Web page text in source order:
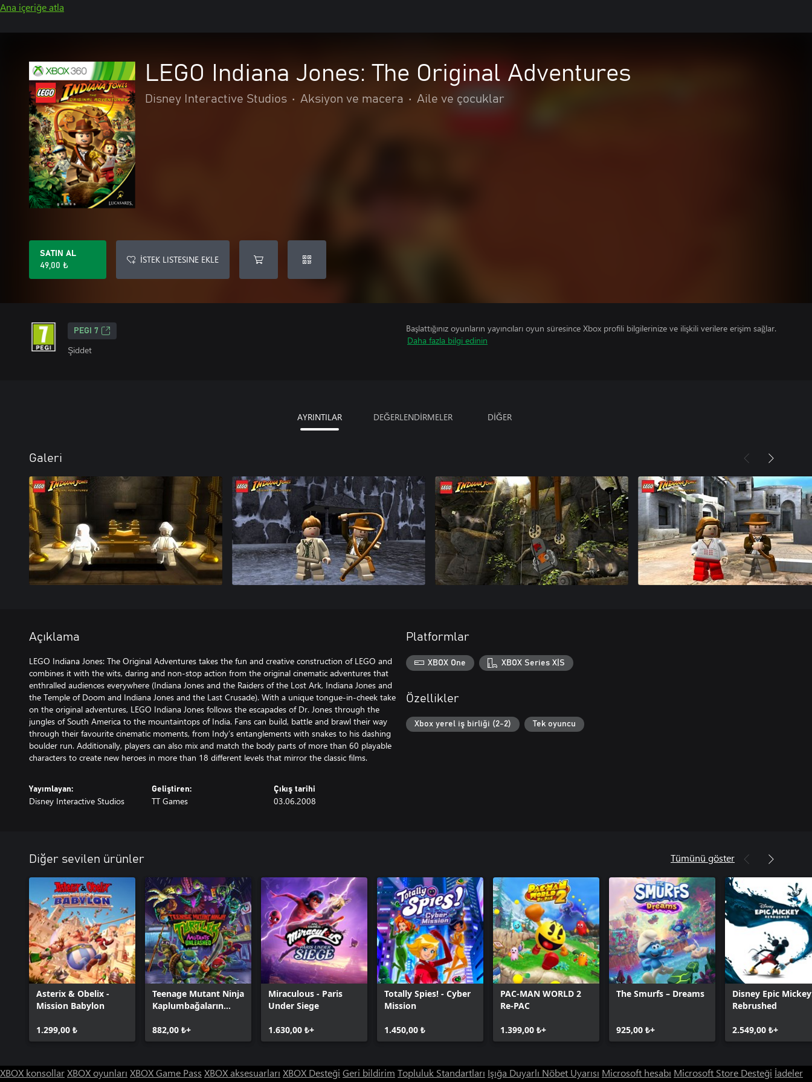
Ana içeriğe atla
LEGO Indiana Jones: The Original Adventures
Disney Interactive Studios • Aksiyon ve macera • Aile ve çocuklar
SATIN AL
49,00 ₺
İSTEK LISTESINE EKLE
PEGI 7
Şiddet
Başlattığınız oyunların yayıncıları oyun süresince Xbox profili bilgilerinize ve ilişkili verilere erişim sağlar.
Daha fazla bilgi edinin
AYRINTILAR DEĞERLENDİRMELER DİĞER
Galeri
Açıklama
LEGO Indiana Jones: The Original Adventures takes the fun and creative construction of LEGO and
combines it with the wits, daring and non-stop action from the original cinematic adventures that
enthralled audiences everywhere (Indiana Jones and the Raiders of the Lost Ark, Indiana Jones and
the Temple of Doom and Indiana Jones and the Last Crusade). With a unique tongue-in-cheek take
on the original adventures, LEGO Indiana Jones follows the escapades of Dr. Jones through the
jungles of South America to the mountaintops of India. Fans can build, battle and brawl their way
through their favourite cinematic moments, from Indy’s entanglements with snakes to his dashing
boulder run. Additionally, players can also mix and match the body parts of more than 60 playable
characters to create new heroes in more than 18 different levels that mirror the classic films.
Yayımlayan:
Disney Interactive Studios
Geliştiren:
TT Games
Çıkış tarihi
03.06.2008
Platformlar
XBOX One XBOX Series X|S
Özellikler
Xbox yerel iş birliği (2-2) Tek oyuncu
Diğer sevilen ürünler Tümünü göster
Asterix & Obelix -
Mission Babylon
1.299,00 ₺
Teenage Mutant Ninja
Kaplumbağaların
Bırakıldı
882,00 ₺+
Miraculous - Paris
Under Siege
1.630,00 ₺+
Totally Spies! - Cyber
Mission
1.450,00 ₺
PAC-MAN WORLD 2
Re-PAC
1.399,00 ₺+
The Smurfs – Dreams
925,00 ₺+
Disney Epic
Rebrushed
2.549,00 ₺+
XBOX konsollarXBOX oyunları XBOX Game Pass XBOX aksesuarları XBOX Desteği Geri bildirim Topluluk Standartları Işığa Duyarlı Nöbet Uyarısı Microsoft hesabı Microsoft Store Desteği İadeler